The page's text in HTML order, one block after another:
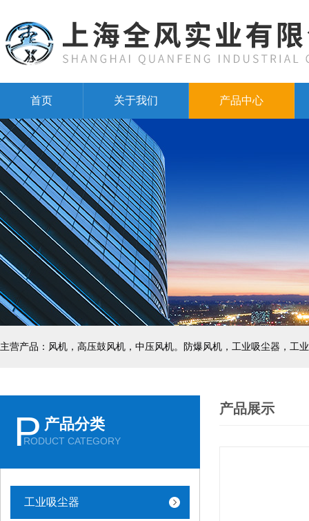
首页 关于我们 产品中心
主营产品：风机，高压鼓风机，中压风机。防爆风机，工业吸尘器，工
P 产品分类
RODUCT CATEGORY
工业吸尘器
产品展示